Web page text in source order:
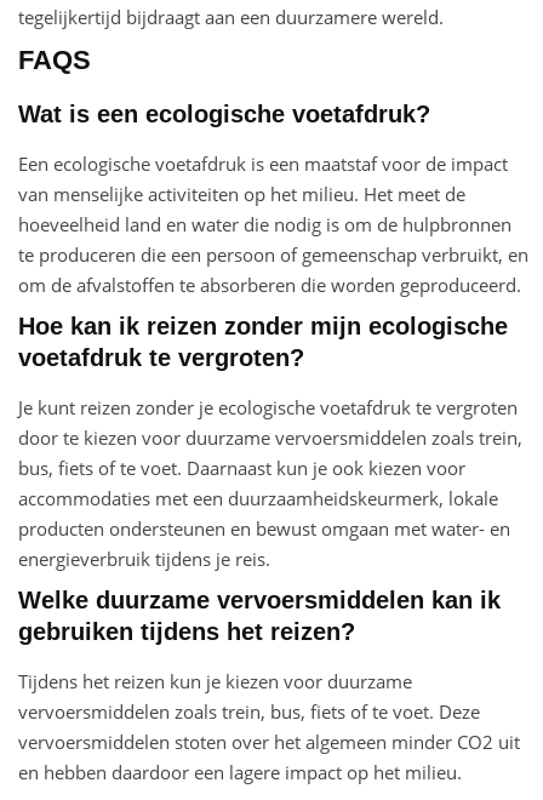
tegelijkertijd bijdraagt aan een duurzamere wereld.
FAQS
Wat is een ecologische voetafdruk?
Een ecologische voetafdruk is een maatstaf voor de impact
van menselijke activiteiten op het milieu. Het meet de
hoeveelheid land en water die nodig is om de hulpbronnen
te produceren die een persoon of gemeenschap verbruikt, en
om de afvalstoffen te absorberen die worden geproduceerd.
Hoe kan ik reizen zonder mijn ecologische
voetafdruk te vergroten?
Je kunt reizen zonder je ecologische voetafdruk te vergroten
door te kiezen voor duurzame vervoersmiddelen zoals trein,
bus, fiets of te voet. Daarnaast kun je ook kiezen voor
accommodaties met een duurzaamheidskeurmerk, lokale
producten ondersteunen en bewust omgaan met water- en
energieverbruik tijdens je reis.
Welke duurzame vervoersmiddelen kan ik
gebruiken tijdens het reizen?
Tijdens het reizen kun je kiezen voor duurzame
vervoersmiddelen zoals trein, bus, fiets of te voet. Deze
vervoersmiddelen stoten over het algemeen minder CO2 uit
en hebben daardoor een lagere impact op het milieu.